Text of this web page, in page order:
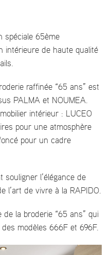
spéciale 65ème
intérieure de haute qualité
raffinée “65 ans” est
PALMA et NOUMEA.
intérieur : LUCEO
pour une atmosphère
pour un cadre
l’élégance de
l’art de vivre à la RAPIDO.
la broderie “65 ans” qui
modèles 666F et 696F.